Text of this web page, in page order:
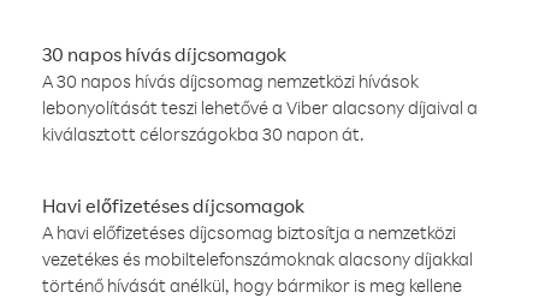
30 napos hívás díjcsomagok
A 30 napos hívás díjcsomag nemzetközi hívások
lebonyolítását teszi lehetővé a Viber alacsony díjaival a
kiválasztott célországokba 30 napon át.
Havi előfizetéses díjcsomagok
A havi előfizetéses díjcsomag biztosítja a nemzetközi
vezetékes és mobiltelefonszámoknak alacsony díjakkal
történő hívását anélkül, hogy bármikor is meg kellene